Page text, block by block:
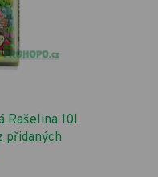
Rašelina 10l
přidaných